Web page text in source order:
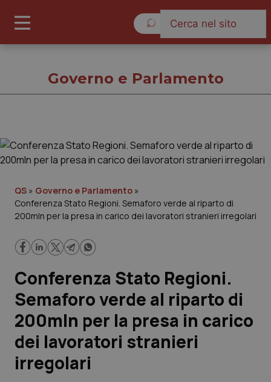
Governo e Parlamento
Regioni e Asl
Lavoro e Professioni
Scienza e Farmaci
Studi e Analisi
Lettere al direttore
Governo e Parlamento
QS » Governo e Parlamento »
Conferenza Stato Regioni. Semaforo verde al riparto di
200mln per la presa in carico dei lavoratori stranieri irregolari
Conferenza Stato Regioni.
Semaforo verde al riparto di
200mln per la presa in carico
dei lavoratori stranieri
irregolari